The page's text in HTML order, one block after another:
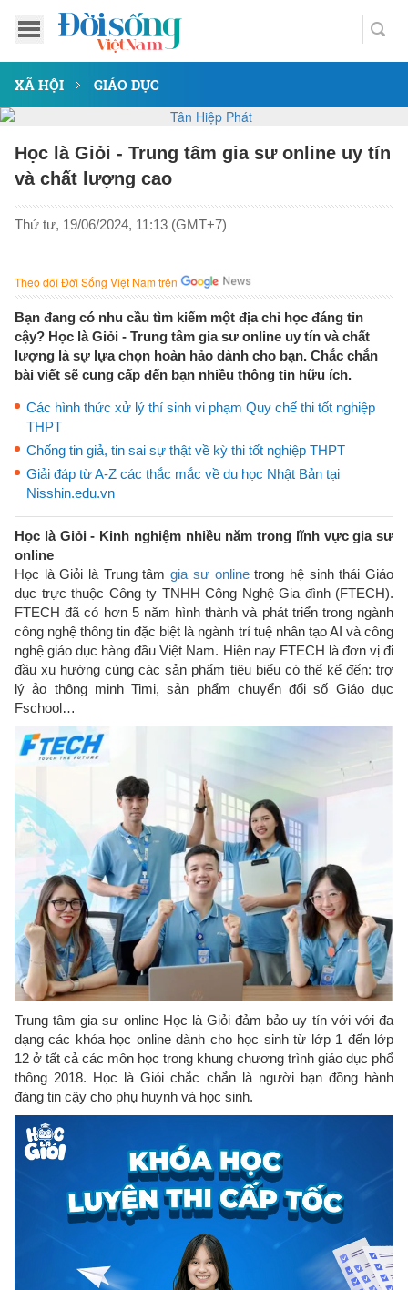
XÃ HỘI GIÁO DỤC
Học là Giỏi - Trung tâm gia sư online uy tín
và chất lượng cao
Thứ tư, 19/06/2024, 11:13 (GMT+7)
Theo dõi Đời Sống Việt Nam trên
Bạn đang có nhu cầu tìm kiếm một địa chỉ học đáng tin
cậy? Học là Giỏi - Trung tâm gia sư online uy tín và chất
lượng là sự lựa chọn hoàn hảo dành cho bạn. Chắc chắn
bài viết sẽ cung cấp đến bạn nhiều thông tin hữu ích.
Các hình thức xử lý thí sinh vi phạm Quy chế thi tốt nghiệp
THPT
Chống tin giả, tin sai sự thật về kỳ thi tốt nghiệp THPT
Giải đáp từ A-Z các thắc mắc về du học Nhật Bản tại
Nisshin.edu.vn
Học là Giỏi - Kinh nghiệm nhiều năm trong lĩnh vực gia sư
online
Học là Giỏi là Trung tâmgia sư onlinetrong hệ sinh thái Giáo
dục trực thuộc Công ty TNHH Công Nghệ Gia đình (FTECH).
FTECH đã có hơn 5 năm hình thành và phát triển trong ngành
công nghệ thông tin đặc biệt là ngành trí tuệ nhân tạo AI và công
nghệ giáo dục hàng đầu Việt Nam. Hiện nay FTECH là đơn vị đi
đầu xu hướng cùng các sản phẩm tiêu biểu có thể kể đến: trợ
lý ảo thông minh Timi, sản phẩm chuyển đổi số Giáo dục
Fschool…
Trung tâm gia sư online Học là Giỏi đảm bảo uy tín với với đa
dạng các khóa học online dành cho học sinh từ lớp 1 đến lớp
12 ở tất cả các môn học trong khung chương trình giáo dục phổ
thông 2018. Học là Giỏi chắc chắn là người bạn đồng hành
đáng tin cậy cho phụ huynh và học sinh.